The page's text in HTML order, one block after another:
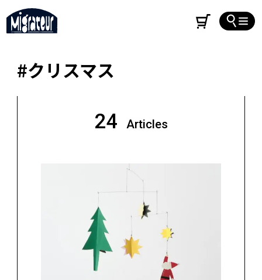
#クリスマス
24 Articles